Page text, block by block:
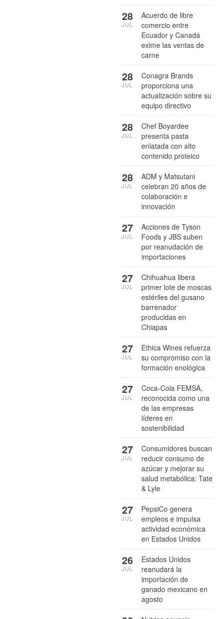
Acuerdo de libre
comercio entre
Ecuador y Canadá
exime las ventas de
carne
28
JUL
Conagra Brands
proporciona una
actualización sobre su
equipo directivo
28
JUL
Chef Boyardee
presenta pasta
enlatada con alto
contenido proteico
28
JUL
ADM y Matsutani
celebran 20 años de
colaboración e
innovación
28
JUL
Acciones de Tyson
Foods y JBS suben
por reanudación de
importaciones
27
JUL
Chihuahua libera
primer lote de moscas
estériles del gusano
barrenador
producidas en
Chiapas
27
JUL
Ethica Wines refuerza
su compromiso con la
formación enológica
27
JUL
Coca-Cola FEMSA,
reconocida como una
de las empresas
líderes en
sostenibilidad
27
JUL
Consumidores buscan
reducir consumo de
azúcar y mejorar su
salud metabólica: Tate
& Lyle
27
JUL
PepsiCo genera
empleos e impulsa
actividad económica
en Estados Unidos
27
JUL
Estados Unidos
reanudará la
importación de
ganado mexicano en
agosto
26
JUL